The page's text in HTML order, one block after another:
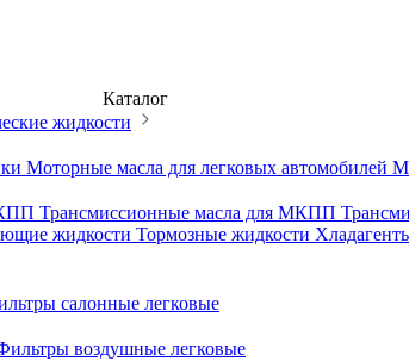
Каталог
жидкости
Моторные масла для легковых автомобилей
Трансмиссионные масла для МКПП
жидкости Тормозные жидкости
салонные легковые
воздушные легковые